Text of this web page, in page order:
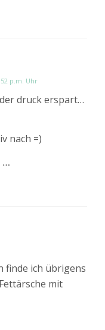
p.m. Uhr
druck erspart…
nach =)
…
finde ich übrigens
mit